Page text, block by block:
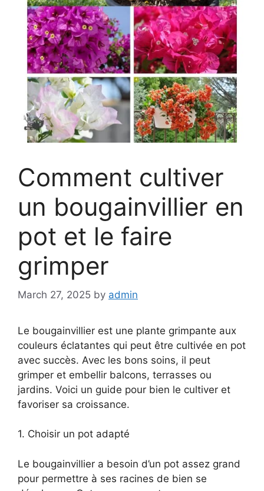
Comment cultiver
un bougainvillier en
pot et le faire
grimper
March 27, 2025 by admin
Le bougainvillier est une plante grimpante aux
couleurs éclatantes qui peut être cultivée en pot
avec succès. Avec les bons soins, il peut
grimper et embellir balcons, terrasses ou
jardins. Voici un guide pour bien le cultiver et
favoriser sa croissance.
1. Choisir un pot adapté
Le bougainvillier a besoin d’un pot assez grand
pour permettre à ses racines de bien se